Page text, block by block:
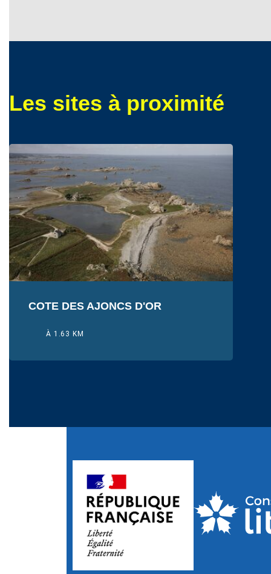
Les sites à proximité
COTE DES AJONCS D'OR
À 1.63 KM